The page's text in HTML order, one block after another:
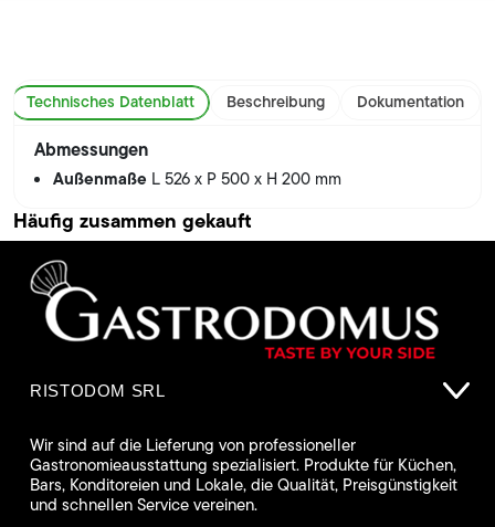
Technisches Datenblatt Beschreibung Dokumentation
Abmessungen
Außenmaße L 526 x P 500 x H 200 mm
Häufig zusammen gekauft
RISTODOM SRL
Wir sind auf die Lieferung von professioneller
Gastronomieausstattung spezialisiert. Produkte für Küchen,
Bars, Konditoreien und Lokale, die Qualität, Preisgünstigkeit
und schnellen Service vereinen.